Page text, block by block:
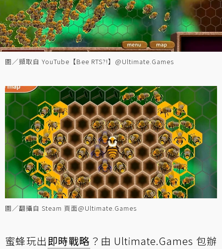
圖／擷取自 YouTube【Bee RTS?!】@Ultimate.Games
圖／翻攝自 Steam 頁面@Ultimate.Games
蜜蜂玩出 即時戰略 ？由 Ultimate.Games 包辦